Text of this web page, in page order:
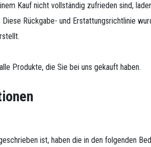
Kauf nicht vollständig zufrieden sind,
Rückgabe- und Erstattungsrichtlinie
Produkte, die Sie bei uns gekauft haben.
ist, haben die in den folgenden